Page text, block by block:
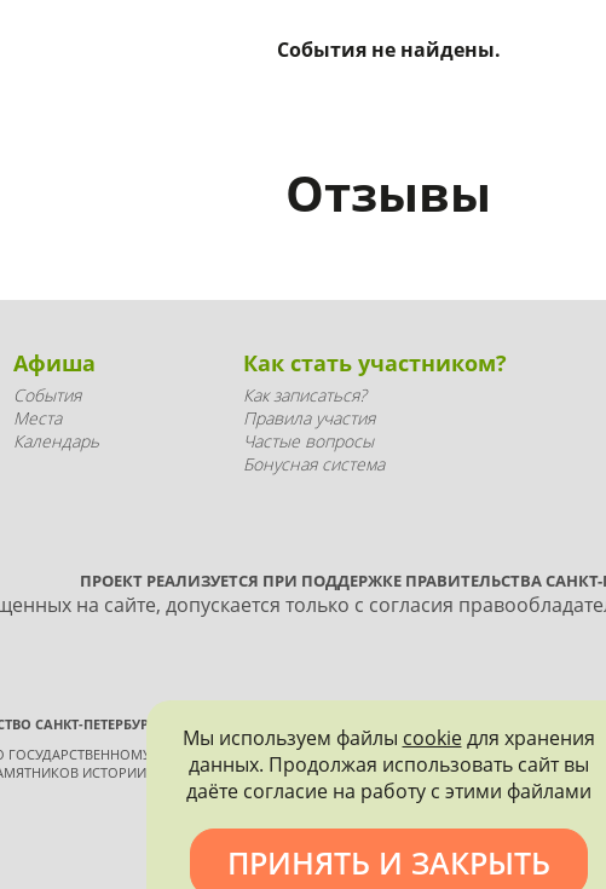
События не найдены.
Отзывы
Афиша
События
Места
Календарь
Как стать участником?
Как записаться?
Правила участия
Частые вопросы
Бонусная система
ПРОЕКТ РЕАЛИЗУЕТСЯ ПРИ ПОДДЕРЖКЕ ПРАВИТЕЛЬСТВА САНКТ-
на сайте, допускается только с согласия
САНКТ-ПЕТЕРБУРГА
ГОСУДАРСТВЕННОМУ КОНТРОЛЮ, ИСПОЛЬЗОВАНИЮ
ИСТОРИИ И КУЛЬТУРЫ
ИСТОРИИ
САНКТ-
Политика конфиденциальности
Мы используем файлы cookieдля хранения
данных. Продолжая использовать сайт вы
даёте согласие на работу с этими файлами
ПРИНЯТЬ И ЗАКРЫТЬ